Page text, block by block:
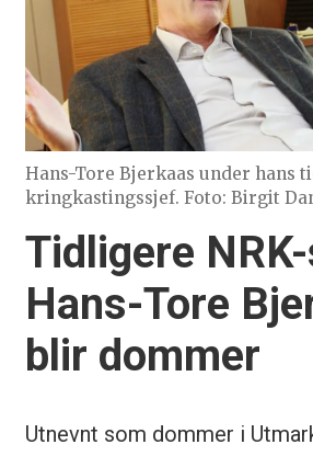
Hans-Tore Bjerkaas under hans
kringkastingssjef. Foto: Birgit
Tidligere
Hans-Tore
blir dommer
Utnevnt som dommer i